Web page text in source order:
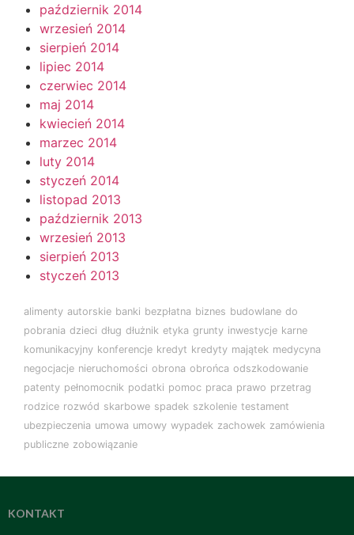
październik 2014
wrzesień 2014
sierpień 2014
lipiec 2014
czerwiec 2014
maj 2014
kwiecień 2014
marzec 2014
luty 2014
styczeń 2014
listopad 2013
październik 2013
wrzesień 2013
sierpień 2013
styczeń 2013
alimenty autorskie banki bezpłatna biznes budowlane do
pobrania dzieci dług dłużnik etyka grunty inwestycje karne
komunikacyjny konferencje kredyt kredyty majątek medycyna
negocjacje nieruchomości obrona obrońca odszkodowanie
patenty pełnomocnik podatki pomoc praca prawo przetrag
rodzice rozwód skarbowe spadek szkolenie testament
ubezpieczenia umowa umowy wypadek zachowek zamówienia
publiczne zobowiązanie
KONTAKT